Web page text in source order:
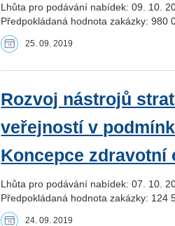
Lhůta pro podávání nabídek: 09. 10.
Předpokládaná hodnota zakázky: 980
25. 09. 2019
Rozvoj nástrojů
veřejností v
Koncepce zdravotní
Lhůta pro podávání nabídek: 07. 10.
Předpokládaná hodnota zakázky: 124
24. 09. 2019